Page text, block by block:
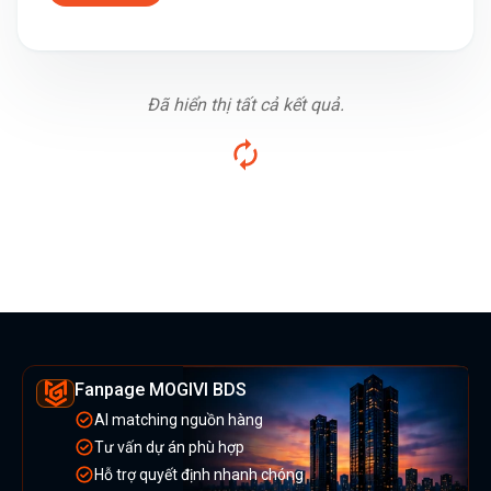
Đã hiển thị tất cả kết quả.
Fanpage MOGIVI BDS
AI matching nguồn hàng
Tư vấn dự án phù hợp
Hỗ trợ quyết định nhanh chóng